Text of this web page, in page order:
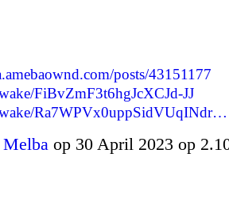
posts/43151177
FiBvZmF3t6hgJcXCJd-JJ
Ra7WPVx0uppSidVUqINdr…
Melba op 30 April 2023 op